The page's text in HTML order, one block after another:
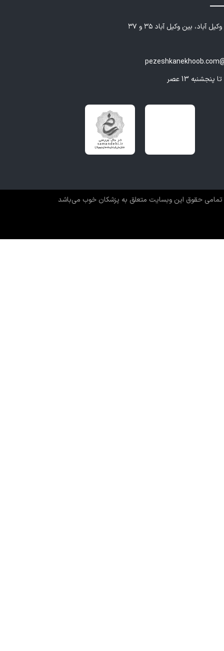
آباد، بین وکیل آباد ۳۵ و ۳۷
تمامی حقوق این وبسایت متعلق به پزشکان خوب می‌باشد